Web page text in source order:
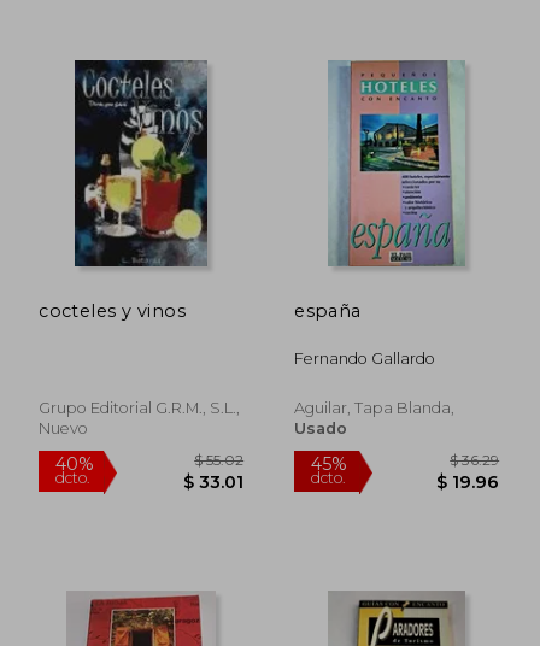
45%
$ 19.96
45%
dcto.
cocteles y vinos
Grupo Editorial G.r.m., S.l.,
Nuevo
españa
Fernando Gallardo
Aguilar, Tapa Blanda,
Usado